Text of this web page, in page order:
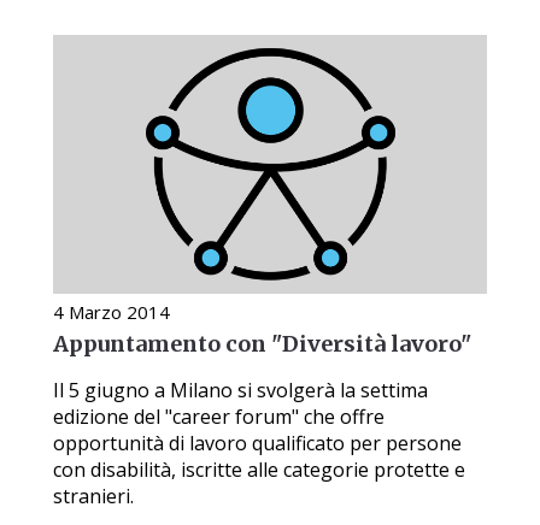
4 Marzo 2014
Appuntamento con "Diversità lavoro"
Il 5 giugno a Milano si svolgerà la settima
edizione del "career forum" che offre
opportunità di lavoro qualificato per persone
con disabilità, iscritte alle categorie protette e
stranieri.